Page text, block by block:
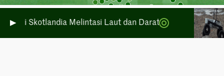
di Skotlandia Melintasi Laut dan Daratan